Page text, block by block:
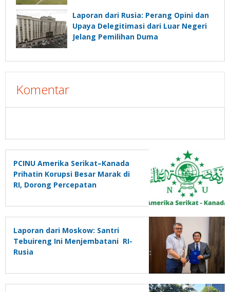
Laporan dari Rusia: Perang Opini dan
Upaya Delegitimasi dari Luar Negeri
Jelang Pemilihan Duma
Komentar
PCINU Amerika Serikat–Kanada
Prihatin Korupsi Besar Marak di
RI, Dorong Percepatan
Aset
Laporan dari Moskow: Santri
Tebuireng Ini Menjembatani RI-
Rusia